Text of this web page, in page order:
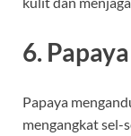
6. Papaya
Papaya
mengangkat sel-